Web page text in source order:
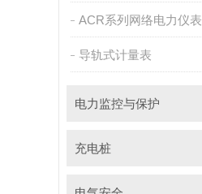
ACR系列网络电力仪表
导轨式计量表
电力监控与保护
充电桩